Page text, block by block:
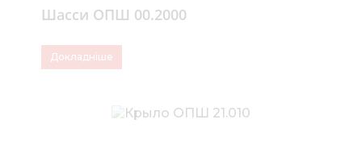
Шасси ОПШ 00.2000
Докладніше